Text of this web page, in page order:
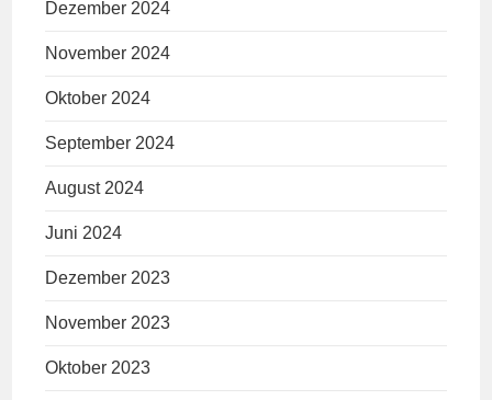
Dezember 2024
November 2024
Oktober 2024
September 2024
August 2024
Juni 2024
Dezember 2023
November 2023
Oktober 2023